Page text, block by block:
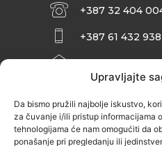
Upravljajte
Da bismo pružili najbolje iskustvo,
za čuvanje i/ili pristup informacijama
tehnologijama će nam omogućiti da
ponašanje pri pregledanju ili
+387 32 404
+387 61 432 938
ZENIČANKA, 3.